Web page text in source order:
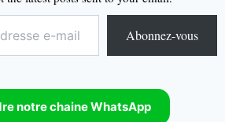
Abonnez-vous
notre chaine WhatsApp